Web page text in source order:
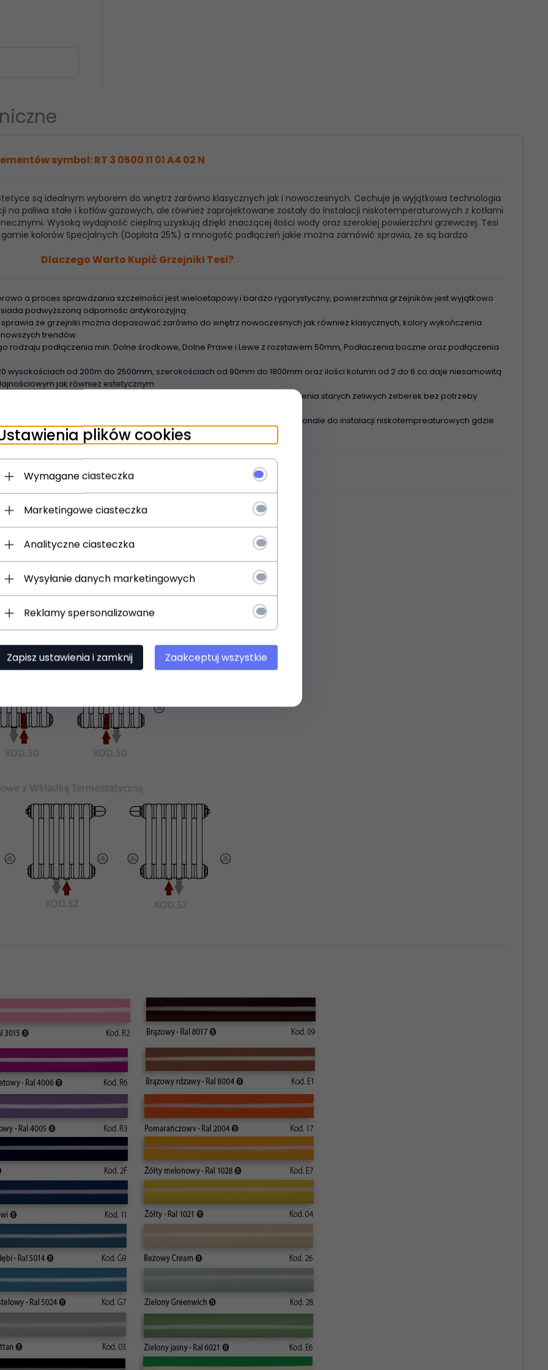
symbol: RT 3 0500 11 01 A4 02 N
są idealnym wyborem do wnętrz zarówno klasycznych jak i nowoczesnych. Cechuje je wyjątkowa technologia
na paliwa stałe i kotłów gazowych, ale również zaprojektowane zostały do instalacji niskotemperaturowych z kotłami
Wysoką wydajność cieplną uzyskują dzięki znaczącej ilości wody oraz szerokiej powierzchni grzewczej. Tesi
kolorów Specjalnych (Dopłata 25%) a mnogość podłączeń jakie można zamówić sprawia, że są bardzo
Dlaczego Warto Kupić Grzejniki Tesi?
a proces sprawdzania szczelności jest wieloetapowy i bardzo rygorystyczny, powierzchnia grzejników jest wyjątkowo
podwyższoną odpornośc antykorozyjną.
że grzejniki można dopasować zarówno do wnętrz nowoczesnych jak również klasycznych, kolory wykończenia
trendów.
podłączenia min. Dolne środkowe, Dolne Prawe i Lewe z rozstawem 50mm, Podłaczenia boczne oraz podłączenia
wysokościach od 200m do 2500mm, szerokościach od 90mm do 1800mm oraz ilości kolumn od 2 do 6 co daje niesamowitą
jak również estetycznym
grzejników z rozstawem bocznym 500m Tesi nadają się do zastąpienia starych żeliwych żeberek bez potrzeby
- Dzięki szerokiej powierzchni grzewczej grzejniki nadaja się doskonale do instalacji niskotempreaturowych gdzie
z pompami ciepła oraz kolektorami słonecznymi
plików cookies
Wymagane ciasteczka
Marketingowe ciasteczka
Analityczne ciasteczka
Wysyłanie danych marketingowych
Reklamy spersonalizowane
Zapisz ustawienia i zamknij Zaakceptuj wszystkie